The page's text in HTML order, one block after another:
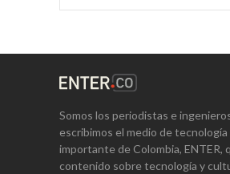
Somos los periodistas e
escribimos el medio de tecnología
importante de Colombia, ENTER,
contenido sobre tecnología y